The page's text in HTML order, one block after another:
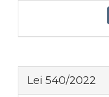
Lei 540/2022